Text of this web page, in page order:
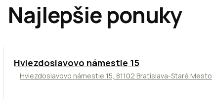
Najlepšie ponuky
ODPORÚČAME
Hviezdoslavovo námestie 15
Hviezdoslavovo námestie 15, 81102 Bratislava-Staré Mesto